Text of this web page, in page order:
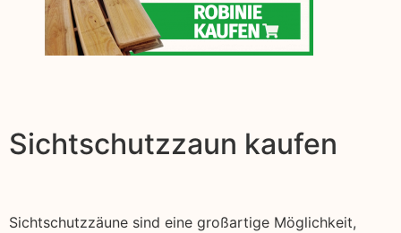
Sichtschutzzaun kaufen
Sichtschutzzäune sind eine großartige Möglichkeit,